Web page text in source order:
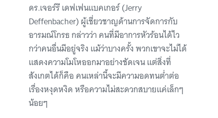
ดร.เจอร์รี เดฟเฟนแบคเกอร์ (Jerry
Deffenbacher) ผู้เชี่ยวชาญด้านการจัดการกับ
อารมณ์โกรธ กล่าวว่า คนที่มีอาการหัวร้อนได้ไว
กว่าคนอื่นมีอยู่จริง แม้ว่าบางครั้ง พวกเขาจะไม่ได้
แสดงความโมโหออกมาอย่างชัดเจน แต่สิ่งที่
สังเกตได้ก็คือ คนเหล่านี้จะมีความอดทนต่ำต่อ
เรื่องหงุดหงิด หรือความไม่สะดวกสบายแค่เล็กๆ
น้อยๆ